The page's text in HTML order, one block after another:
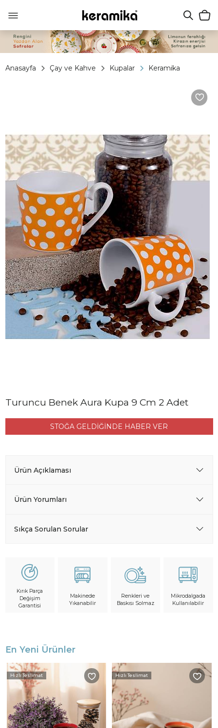
Anasayfa Çay ve Kahve Kupalar Keramika
Turuncu Benek Aura Kupa 9 Cm 2 Adet
STOĞA GELDİĞİNDE HABER VER
Ürün Açıklaması
Ürün Yorumları
Sıkça Sorulan Sorular
Kırık Parça
Değişim
Garantisi
Makinede
Yıkanabilir
Renkleri ve
Baskısı Solmaz
Mikrodalgada
Kullanılabilir
En Yeni Ürünler
Hızlı Teslimat Hızlı Teslimat